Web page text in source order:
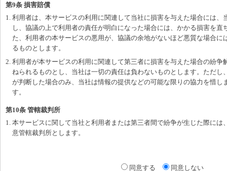
第9条 損害賠償
1. 利用者は、本サービスの利用に関連して当社に損害を与えた場合には、
し、協議の上で利用者の責任が明白になった場合には、かかる損害を直
た、利用者の本サービスの悪用が、協議の余地がないほど悪質な場合に
るものとします。
2. 利用者が本サービスの利用に関連して第三者に損害を与えた場合の紛争
ねられるものとし、当社は一切の責任は負わないものとします。ただし
が判断した場合のみ、当社は情報の提供などの可能な限りの協力を惜し
す。
第10条 管轄裁判所
1. 本サービスに関して当社と利用者または第三者間で紛争が生じた際には
意管轄裁判所とします。
同意する 同意しない